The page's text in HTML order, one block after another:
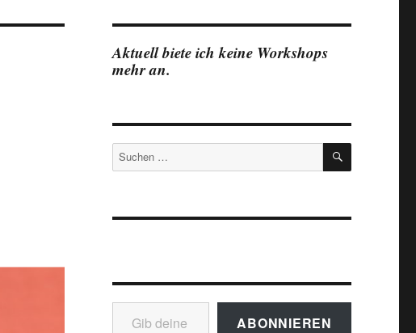
Aktuell biete ich keine Workshops
mehr an.
Suchen
nach:
SUCHEN
Gib deine E-Mail-Adresse ein ...
ABONNIEREN